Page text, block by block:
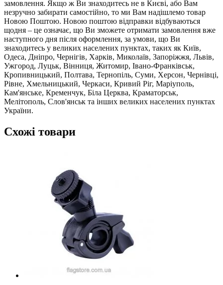
замовлення. Якщо ж Ви знаходитесь не в Києві, або Вам
незручно забирати самостійно, то ми Вам надішлемо товар
Новою Поштою. Новою поштою відправки відбуваються
щодня – це означає, що Ви зможете отримати замовлення вже
наступного дня після оформлення, за умови, що Ви
знаходитесь у великих населених пунктах, таких як Київ,
Одеса, Дніпро, Чернігів, Харків, Миколаїв, Запоріжжя, Львів,
Ужгород, Луцьк, Вінниця, Житомир, Івано-Франківськ,
Кропивницький, Полтава, Тернопіль, Суми, Херсон, Чернівці,
Рівне, Хмельницький, Черкаси, Кривий Ріг, Маріуполь,
Кам'янське, Кременчук, Біла Церква, Краматорськ,
Мелітополь, Слов'янськ та інших великих населених пунктах
України.
Схожі товари